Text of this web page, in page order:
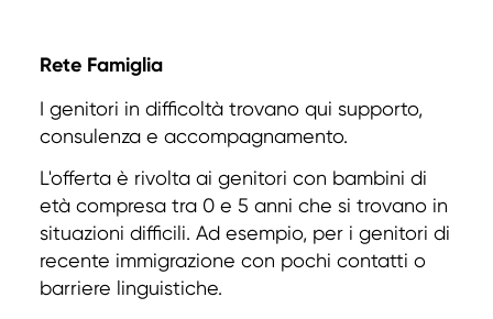
Rete Famiglia
I genitori in difficoltà trovano qui supporto,
consulenza e accompagnamento.
L'offerta è rivolta ai genitori con bambini di
età compresa tra 0 e 5 anni che si trovano in
situazioni difficili. Ad esempio, per i genitori di
recente immigrazione con pochi contatti o
barriere linguistiche.